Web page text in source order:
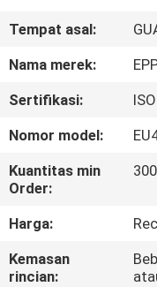
TUR
KONTROL
KUALITAS
HUBUNGI
KAMI
Tempat asal:
Nama merek:
Sertifikasi:
Nomor model:
Kuantitas min
Order:
Harga:
Kemasan
rincian: